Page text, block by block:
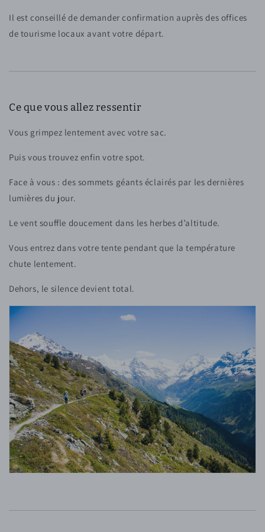
Il est conseillé de demander confirmation auprès des offices
de tourisme locaux avant votre départ.
Ce que vous allez ressentir
Vous grimpez lentement avec votre sac.
Puis vous trouvez enfin votre spot.
Face à vous : des sommets géants éclairés par les dernières
lumières du jour.
Le vent souffle doucement dans les herbes d’altitude.
Vous entrez dans votre tente pendant que la température
chute lentement.
Dehors, le silence devient total.